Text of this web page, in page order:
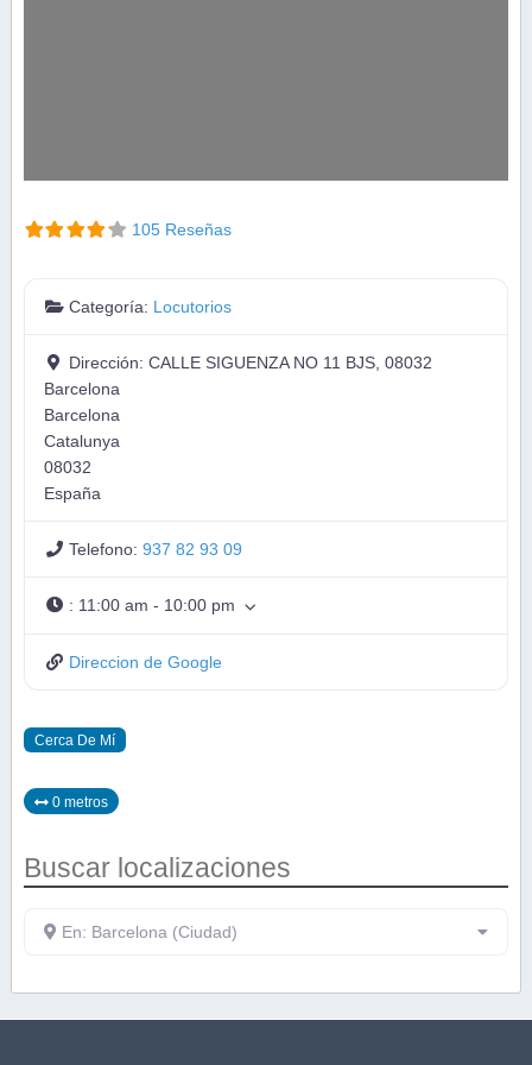
105 Reseñas
Categoría: Locutorios
Dirección:CALLE SIGUENZA NO 11 BJS, 08032
Barcelona
Barcelona
Catalunya
08032
España
Telefono:937 82 93 09
: 11:00 am - 10:00 pm
Direccion de Google
Cerca De Mí
0 metros
Buscar localizaciones
En: Barcelona (Ciudad)